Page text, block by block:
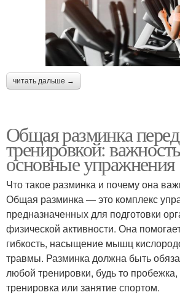
читать дальше →
Общая разминка перед
тренировкой:
основные упражнения
Что такое разминка и почему она
Общая разминка — это комплекс
предназначенных для подготовки
физической активности. Она
гибкость, насыщение мышц
травмы. Разминка должна быть
любой тренировки, будь то
тренировка или занятие спортом.